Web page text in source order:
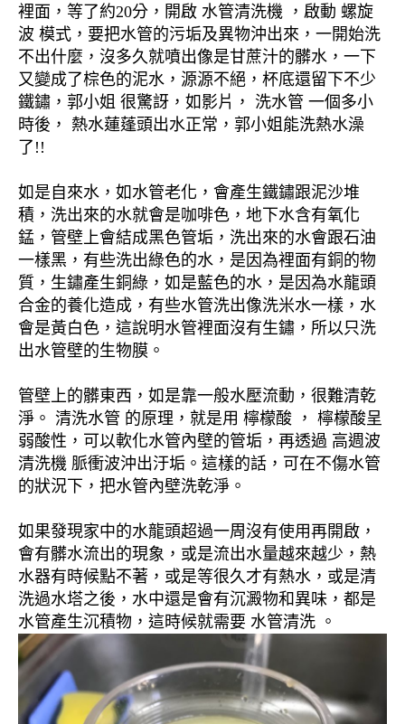
裡面，等了約20分，開啟 水管清洗機 ，啟動 螺旋
波 模式，要把水管的污垢及異物沖出來，一開始洗
不出什麼，沒多久就噴出像是甘蔗汁的髒水，一下
又變成了棕色的泥水，源源不絕，杯底還留下不少
鐵鏽，郭小姐 很驚訝，如影片， 洗水管 一個多小
時後， 熱水蓮蓬頭出水正常，郭小姐能洗熱水澡
了!!
如是自來水，如水管老化，會產生鐵鏽跟泥沙堆
積，洗出來的水就會是咖啡色，地下水含有氧化
錳，管壁上會結成黑色管垢，洗出來的水會跟石油
一樣黑，有些洗出綠色的水，是因為裡面有銅的物
質，生鏽產生銅綠，如是藍色的水，是因為水龍頭
合金的養化造成，有些水管洗出像洗米水一樣，水
會是黃白色，這說明水管裡面沒有生鏽，所以只洗
出水管壁的生物膜。
管壁上的髒東西，如是靠一般水壓流動，很難清乾
淨。 清洗水管 的原理，就是用 檸檬酸 ， 檸檬酸呈
弱酸性，可以軟化水管內壁的管垢，再透過 高週波
清洗機 脈衝波沖出汙垢。這樣的話，可在不傷水管
的狀況下，把水管內壁洗乾淨。
如果發現家中的水龍頭超過一周沒有使用再開啟，
會有髒水流出的現象，或是流出水量越來越少，熱
水器有時候點不著，或是等很久才有熱水，或是清
洗過水塔之後，水中還是會有沉澱物和異味，都是
水管產生沉積物，這時候就需要 水管清洗 。